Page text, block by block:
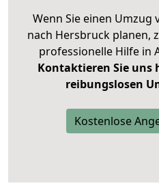
Wenn Sie einen
nach Hersbruck planen,
professionelle Hilfe in
Kontaktieren Sie uns
reibungslosen
Kostenlose